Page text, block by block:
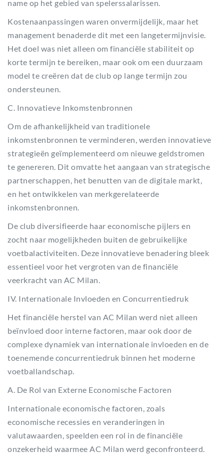
name op het gebied van spelerssalarissen.
Kostenaanpassingen waren onvermijdelijk, maar het
management benaderde dit met een langetermijnvisie.
Het doel was niet alleen om financiële stabiliteit op
korte termijn te bereiken, maar ook om een duurzaam
model te creëren dat de club op lange termijn zou
ondersteunen.
C. Innovatieve Inkomstenbronnen
Om de afhankelijkheid van traditionele
inkomstenbronnen te verminderen, werden innovatieve
strategieën geïmplementeerd om nieuwe geldstromen
te genereren. Dit omvatte het aangaan van strategische
partnerschappen, het benutten van de digitale markt,
en het ontwikkelen van merkgerelateerde
inkomstenbronnen.
De club diversifieerde haar economische pijlers en
zocht naar mogelijkheden buiten de gebruikelijke
voetbalactiviteiten. Deze innovatieve benadering bleek
essentieel voor het vergroten van de financiële
veerkracht van AC Milan.
IV. Internationale Invloeden en Concurrentiedruk
Het financiële herstel van AC Milan werd niet alleen
beïnvloed door interne factoren, maar ook door de
complexe dynamiek van internationale invloeden en de
toenemende concurrentiedruk binnen het moderne
voetballandschap.
A. De Rol van Externe Economische Factoren
Internationale economische factoren, zoals
economische recessies en veranderingen in
valutawaarden, speelden een rol in de financiële
onzekerheid waarmee AC Milan werd geconfronteerd.